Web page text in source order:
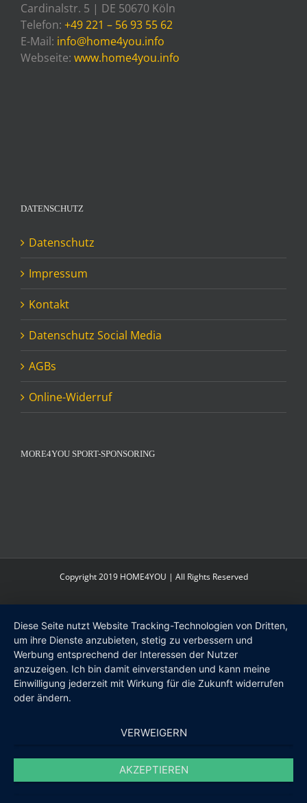
Cardinalstr. 5 | DE 50670 Köln
Telefon: +49 221 – 56 93 55 62
E-Mail: info@home4you.info
Webseite: www.home4you.info
DATENSCHUTZ
Datenschutz
Impressum
Kontakt
Datenschutz Social Media
AGBs
Online-Widerruf
MORE4YOU SPORT-SPONSORING
Copyright 2019 HOME4YOU | All Rights Reserved
Diese Seite nutzt Website Tracking-Technologien von Dritten,
um ihre Dienste anzubieten, stetig zu verbessern und
Werbung entsprechend der Interessen der Nutzer
anzuzeigen. Ich bin damit einverstanden und kann meine
Einwilligung jederzeit mit Wirkung für die Zukunft widerrufen
oder ändern.
VERWEIGERN
AKZEPTIEREN